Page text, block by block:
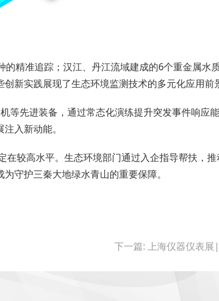
精准追踪；汉江、丹江流域建成的6个重金属水
新实践展现了生态环境监测技术的多元化应用前
等先进装备，通过常态化演练提升突发事件响应
入新动能。
较高水平。生态环境部门通过入企指导帮扶，
守护三秦大地绿水青山的重要保障。